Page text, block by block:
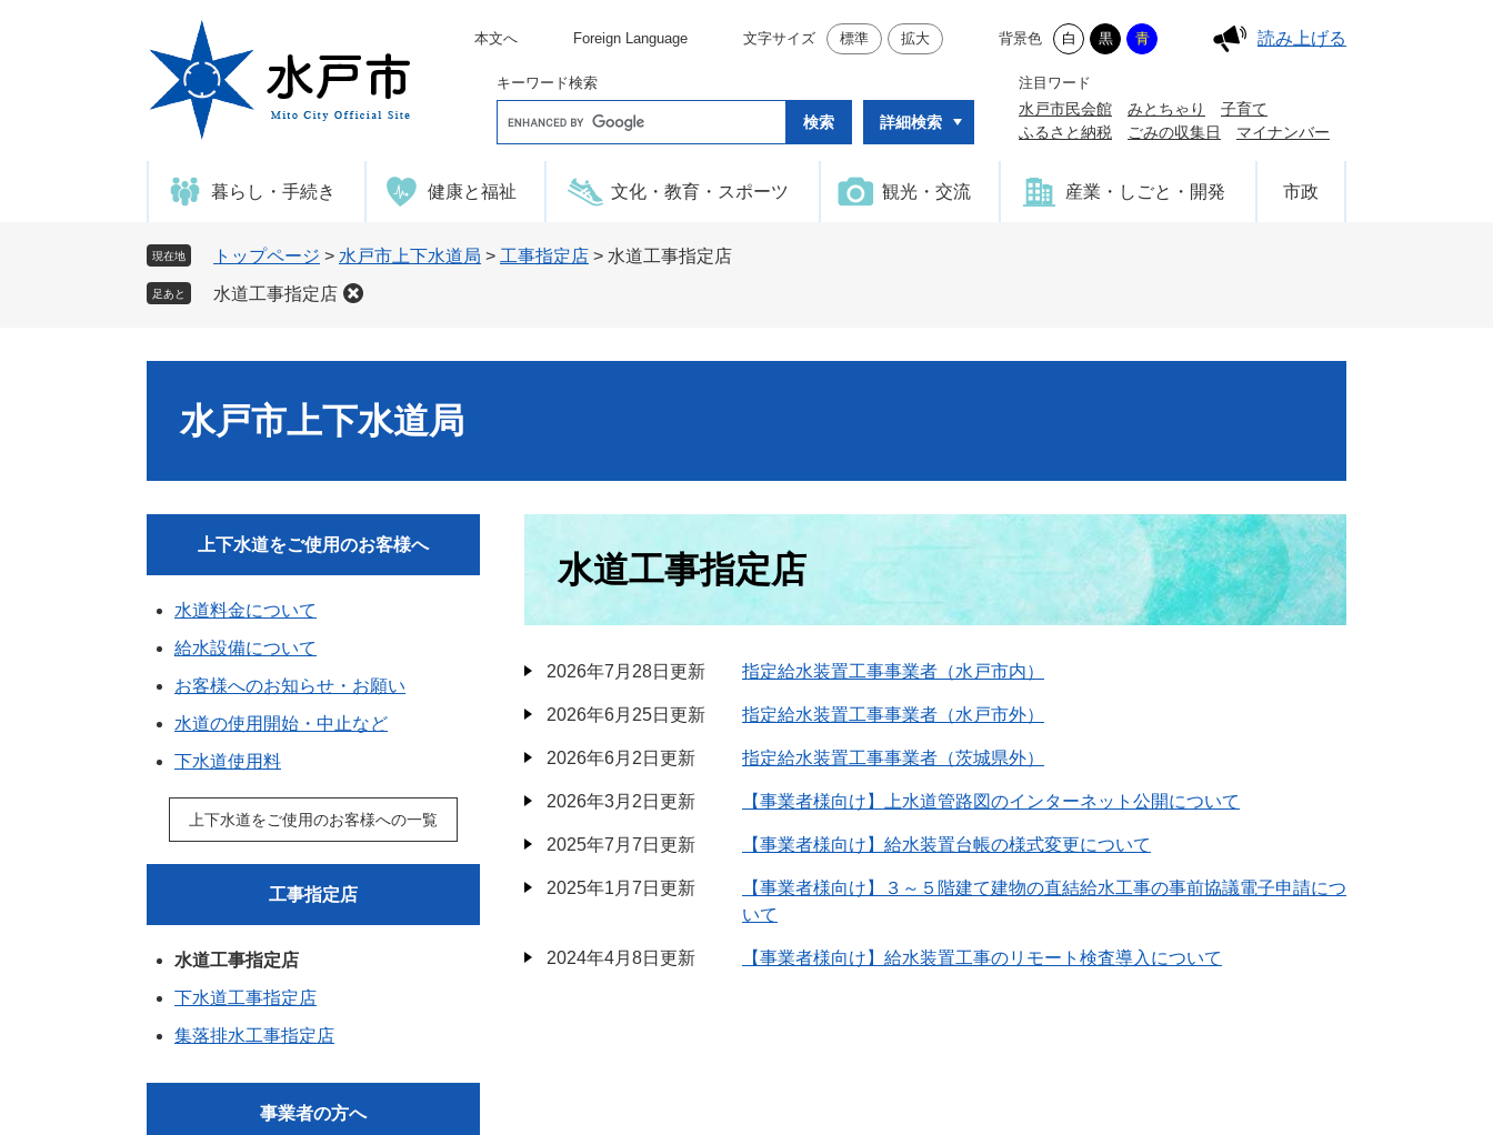
本文へ Foreign Language 文字サイズ 標準 拡大 背景色 白 黒 青 読み上げる
キーワード検索
o
e
タ
ム
詳細検索
注目ワード
水戸市民会館 みとちゃり
子育て
ふるさと納税
ごみの収集日 マイナンバー
暮らし・手続き 健康と福祉 文化・教育・スポーツ 観光・交流 産業・しごと・開発 市政
現在地 トップページ > 水戸市上下水道局 > 工事指定店 > 水道工事指定店
足あと 水道工事指定店
水戸市上下水道局
水道工事指定店
2026年7月28日更新 指定給水装置工事事業者（水戸市内）
2026年6月25日更新 指定給水装置工事事業者（水戸市外）
2026年6月2日更新 指定給水装置工事事業者（茨城県外）
2026年3月2日更新 【事業者様向け】上水道管路図のインターネット公開について
2025年7月7日更新 【事業者様向け】給水装置台帳の様式変更について
2025年1月7日更新
【事業者様向け】３～５階建て建物の直結給水工事の事前協議電子申請につ
いて
2024年4月8日更新 【事業者様向け】給水装置工事のリモート検査導入について
上下水道をご使用のお客様へ
水道料金について
給水設備について
お客様へのお知らせ・お願い
水道の使用開始・中止など
下水道使用料
上下水道をご使用のお客様への一覧
工事指定店
水道工事指定店
下水道工事指定店
集落排水工事指定店
事業者の方へ